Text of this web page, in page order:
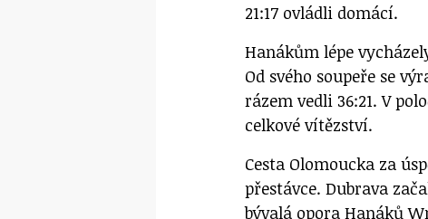
21:17 ovládli domácí.
Hanákům lépe
Od svého soupeře se
rázem vedli 36:21. V
celkové vítězství.
Cesta Olomoucka za
přestávce. Dubrava
bývalá opora Hanáků